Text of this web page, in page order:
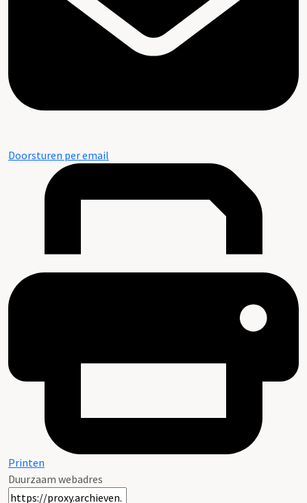
Doorsturen per email
Printen
Duurzaam webadres